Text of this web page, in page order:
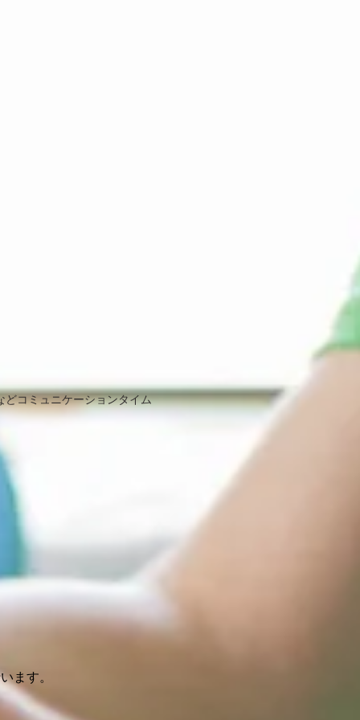
コミュニケーションタイム
ます。